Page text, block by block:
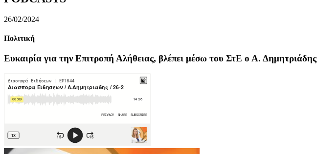
26/02/2024
Πολιτική
Ευκαιρία για την Επιτροπή Αλήθειας, βλέπει μέσω του ΣτΕ ο Α. Δημητριάδης